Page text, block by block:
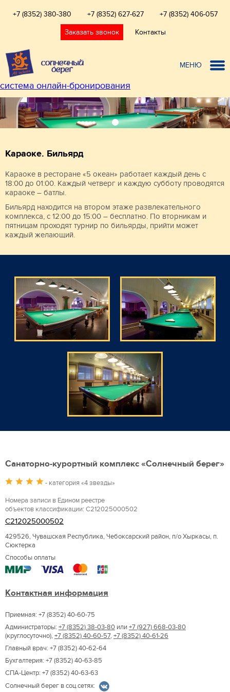
+7 (8352) 380-380 +7 (8352) 627-627 +7 (8352) 406-057
Заказать звонок Контакты
МЕНЮ
система онлайн-бронирования
Караоке. Бильярд
Караоке в ресторане «5 океан» работает каждый день с
18:00 до 01:00. Каждый четверг и каждую субботу проводятся
караоке – батлы.
Бильярд находится на втором этаже развлекательного
комплекса, с 12:00 до 15:00 – бесплатно. По вторникам и
пятницам проходят турнир по бильярды, прийти может
каждый желающий.
Санаторно-курортный комплекс «Солнечный берег»
- категория «4 звезды»
Номера записи в Едином реестре
объектов классификации: С212025000502
С212025000502
429526, Чувашская Республика, Чебоксарский район, п/о Хыркасы, п.
Сюктерка
Способы оплаты
Контактная информация
Приемная: +7 (8352) 40-60-75
Администраторы: +7 (8352) 38-03-80 или+7 (927) 668-03-80
(круглосуточно),+7 (8352) 40-60-57,+7 (8352) 40-61-26
Главный врач: +7 (8352) 40-62-64
Бухгалтерия: +7 (8352) 40-63-85
СПА-Центр: +7 (8352) 40-63-63
Солнечный берег в соц.сетях: